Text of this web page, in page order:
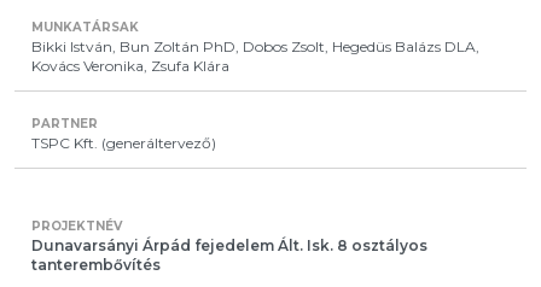
Bikki István, Bun Zoltán PhD, Dobos Zsolt, Hegedüs Balázs DLA,
Kovács Veronika, Zsufa Klára
TSPC Kft. (generáltervező)
Dunavarsányi Árpád fejedelem Ált. Isk. 8 osztályos
tanterembővítés